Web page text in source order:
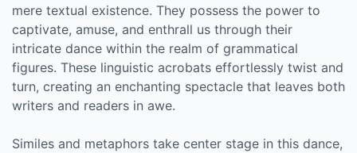
mere textual existence. They possess the power to
captivate, amuse, and enthrall us through their
intricate dance within the realm of grammatical
figures. These linguistic acrobats effortlessly twist and
turn, creating an enchanting spectacle that leaves both
writers and readers in awe.
Similes and metaphors take center stage in this dance,